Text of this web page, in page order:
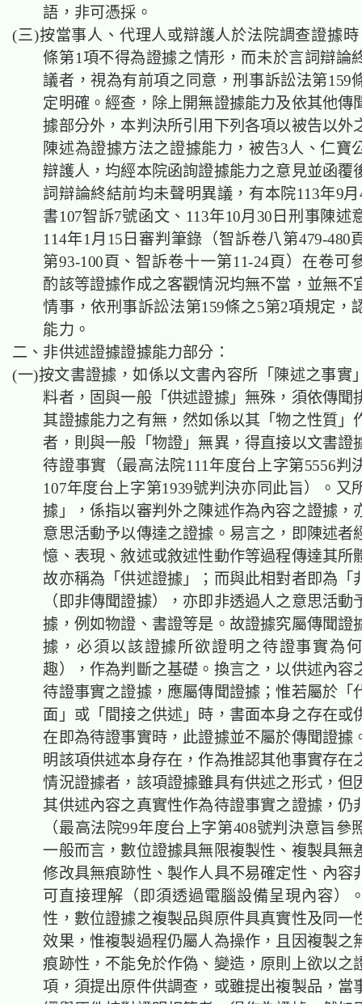
語，非可憑採。
(三)按當事人、代理人或辯護人於法院調查證據時
條第1項不得為證據之情形，而未於言詞辯論
議者，視為有前項之同意，刑事訴訟法第159
定明確。經查，除上開無證據能力及依其他傳
據部分外，本判決所引用下列各項以被告以外
陳述為證據方法之證據能力，被告3人、仁寶
辯護人，均經本院函詢證據能力之意見並函覆
詞辯論終結前均未聲明異議，有本院113年9
書107智訴7號函文、113年10月30日刑事陳述
114年1月15日審判筆錄（智訴卷八第479-480
第93-100頁、智訴卷十一第11-24頁）在卷可
酌該等證據作成之客觀情況均無不當，並無不
情事，依刑事訴訟法第159條之5第2項規定，
能力。
二、非供述證據證據能力部分：
(一)按文書證據，如係以文書內容所「陳述之事實
料者，固與一般「供述證據」無殊，須依傳聞
其證據能力之有無，然如係以其「物之性質」
者，則與一般「物證」無異，得直接以文書證
待證事實（最高法院111年度台上字第5556判
107年度台上字第1939號判決亦同此旨）。又
據」，係指以審判外之陳述作為內容之證據，
意思活動予以傳達之證據。易言之，即陳述者
憶、表現、敘述或敘述性動作等過程傳達其所
故亦稱為「供述證據」；而與此相對者即為「
（即非傳聞證據），亦即非透過人之意思活動
據，例如物證、書證等是。故證據究屬傳聞證
據，必須以該證據所欲證明之待證事實為
趣），作為判斷之基礎。換言之，以供述內容
待證事實之證據，應屬傳聞證據；惟若屬於「
面」或「間接之供述」時，書面本身之存在或
在即為待證事實時，此證據並不屬於傳聞證據
明該項供述本身存在，作為推認其他事實存在
情況證據者，該項證據雖具有供述之形式，但
其供述內容之真實性作為待證事實之證據，仍
（最高法院99年度台上字第408號判決意旨參
一般而言，數位證據具無限複製性、複製具無
修改具無痕跡性、製作人具不易確定性、內容
可直接理解（即須透過電腦設備呈現內容）
性，數位證據之複製品與原件具真實性及同一
效果，惟複製過程仍屬人為操作，且因複製之
痕跡性，不能免於作偽、變造，原則上欲以之
項，須提出原件供調查，或雖提出複製品，當